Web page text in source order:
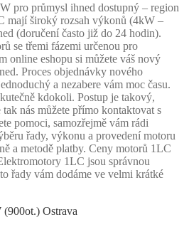
pro průmysl ihned dostupný – region
mají široký rozsah výkonů (4kW –
(doručení často již do 24 hodin).
se třemi fázemi určenou pro
online eshopu si můžete váš nový
Proces objednávky nového
a nezabere vám moc času.
kdokoli. Postup je takový,
nás můžete přímo kontaktovat s
pomoci, samozřejmě vám rádi
řady, výkonu a provedení motoru
a metodě platby. Ceny motorů 1LC
1LC jsou správnou
řady vám dodáme ve velmi krátké
Ostrava